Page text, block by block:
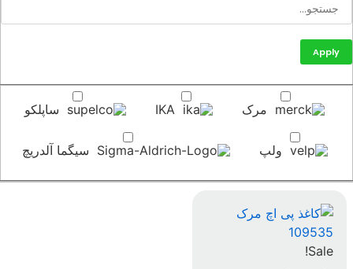
Apply
مرک IKA ساپلکو
ولپ سیگما آلدریچ
Sale!